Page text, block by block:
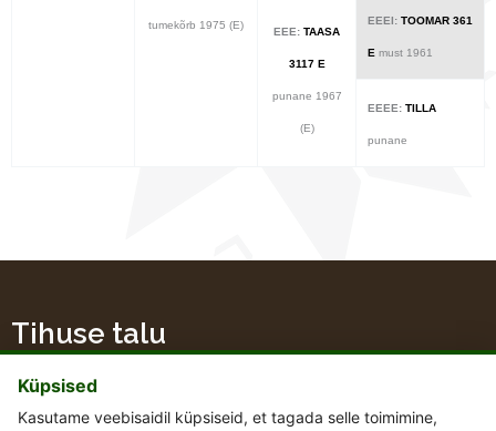
tumekõrb 1975 (E)
EEE: TAASA
3117 E
punane 1967
(E)
EEEI: TOOMAR 361
E must 1961
EEEE: TILLA
punane
Tihuse talu
Küpsised
Kasutame veebisaidil küpsiseid, et tagada selle toimimine,